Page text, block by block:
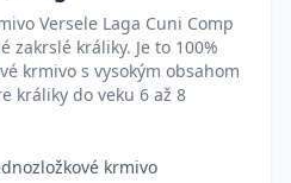
Versele Laga Cuni Comp
zakrslé králiky. Je to 100%
krmivo s vysokým obsahom
králiky do veku 6 až 8
krmivo